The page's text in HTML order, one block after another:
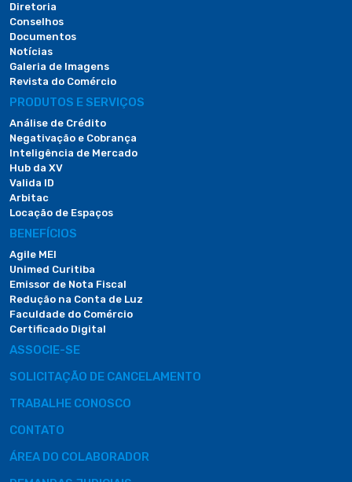
Diretoria
Conselhos
Documentos
Notícias
Galeria de Imagens
Revista do Comércio
PRODUTOS E SERVIÇOS
Análise de Crédito
Negativação e Cobrança
Inteligência de Mercado
Hub da XV
Valida ID
Arbitac
Locação de Espaços
BENEFÍCIOS
Agile MEI
Unimed Curitiba
Emissor de Nota Fiscal
Redução na Conta de Luz
Faculdade do Comércio
Certificado Digital
ASSOCIE-SE
SOLICITAÇÃO DE CANCELAMENTO
TRABALHE CONOSCO
CONTATO
ÁREA DO COLABORADOR